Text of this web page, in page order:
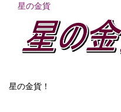
星の金貨
星の金貨！